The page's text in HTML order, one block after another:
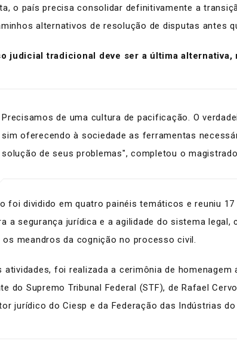
o país precisa consolidar definitivamente a
alternativos de resolução de disputas antes
judicial tradicional deve ser a última alternativa,
Precisamos de uma cultura de pacificação. O
sim oferecendo à sociedade as ferramentas
solução de seus problemas", completou o
foi dividido em quatro painéis temáticos e reuniu
a segurança jurídica e a agilidade do sistema
os meandros da cognição no processo civil.
atividades, foi realizada a cerimônia de
do Supremo Tribunal Federal (STF), de Rafael
jurídico do Ciesp e da Federação das Indústrias